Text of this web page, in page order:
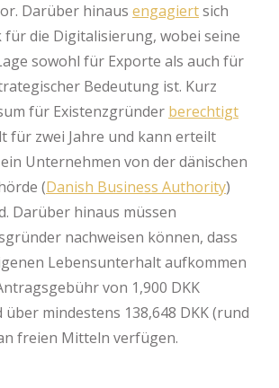
Darüber hinaus engagiertsich
für die Digitalisierung, wobei seine
sowohl für Exporte als auch für
Bedeutung ist. Kurz
für Existenzgründer berechtigt
für zwei Jahre und kann erteilt
Unternehmen von der dänischen
(Danish Business Authority)
Darüber hinaus müssen
nachweisen können, dass
Lebensunterhalt aufkommen
von 1,900 DKK
mindestens 138,648 DKK (rund
freien Mitteln verfügen.